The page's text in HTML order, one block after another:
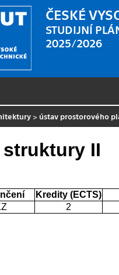
ČESKÉ
STUDIJNÍ
2025/2026
> ústav prostorového
II
Kredity (ECTS)
2